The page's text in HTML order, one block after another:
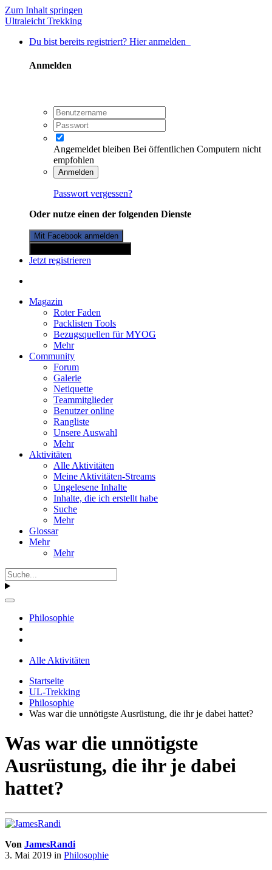
Zum Inhalt springen
Ultraleicht Trekking
Du bist bereits registriert? Hier anmelden
Anmelden
Angemeldet bleiben Bei öffentlichen Computern nicht
empfohlen
Anmelden
Passwort vergessen?
Oder nutze einen der folgenden Dienste
Mit Facebook anmelden
Jetzt registrieren
Magazin
Roter Faden
Packlisten Tools
Bezugsquellen für MYOG
Mehr
Community
Forum
Galerie
Netiquette
Teammitglieder
Benutzer online
Rangliste
Unsere Auswahl
Mehr
Aktivitäten
Alle Aktivitäten
Meine Aktivitäten-Streams
Ungelesene Inhalte
Inhalte, die ich erstellt habe
Suche
Mehr
Glossar
Mehr
Mehr
Philosophie
Alle Aktivitäten
Startseite
UL-Trekking
Philosophie
Was war die unnötigste Ausrüstung, die ihr je dabei hattet?
Was war die unnötigste
Ausrüstung, die ihr je dabei
hattet?
Von JamesRandi
3. Mai 2019 in Philosophie